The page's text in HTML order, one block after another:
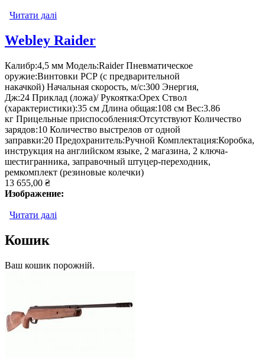
Читати далі
Webley Raider
Калибр:4,5 мм Модель:Raider Пневматическое
оружие:Винтовки РСР (с предварительной
накачкой) Начальная скорость, м/с:300 Энергия,
Дж:24 Приклад (ложа)/ Рукоятка:Орех Ствол
(характеристики):35 см Длина общая:108 см Вес:3.86
кг Прицельные приспособления:Отсутствуют Количество
зарядов:10 Количество выстрелов от одной
заправки:20 Предохранитель:Ручной Комплектация:Коробка,
инструкция на английском языке, 2 магазина, 2 ключа-
шестигранника, заправочный штуцер-переходник,
ремкомплект (резиновые колечки)
13 655,00 ₴
Изображение:
Читати далі
Кошик
Ваш кошик порожній.